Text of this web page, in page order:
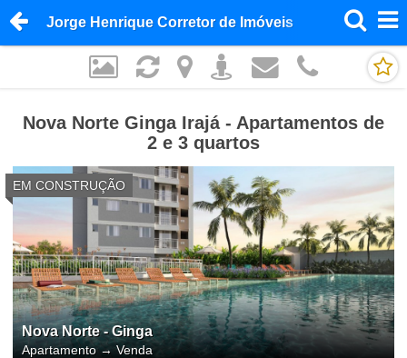
Jorge Henrique Corretor de Imóveis
Nova Norte Ginga Irajá - Apartamentos de
2 e 3 quartos
EM CONSTRUÇÃO
Nova Norte - Ginga
Apartamento→ Venda